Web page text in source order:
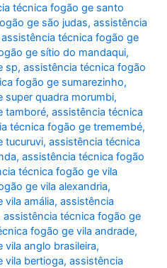
técnica fogão ge santo
ge são judas,assistência
assistência técnica fogão ge
ge sítio do mandaqui,
sp,assistência técnica fogão
fogão ge sumarezinho,
super quadra morumbi,
tamboré,assistência técnica
técnica fogão ge tremembé,
tucuruvi,assistência técnica
,assistência técnica fogão
técnica fogão ge vila
ge vila alexandria,
vila amália,assistência
assistência técnica fogão ge
fogão ge vila andrade,
anglo brasileira,
vila bertioga,assistência